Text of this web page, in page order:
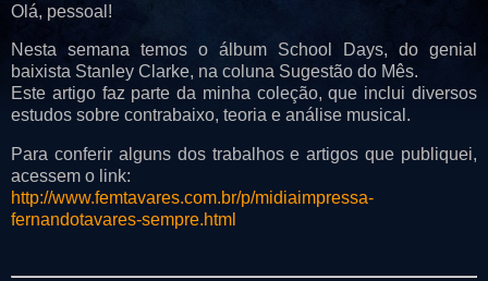
Olá, pessoal!
Nesta semana temos o álbum School Days, do genial
baixista Stanley Clarke, na coluna Sugestão do Mês.
Este artigo faz parte da minha coleção, que inclui diversos
estudos sobre contrabaixo, teoria e análise musical.
Para conferir alguns dos trabalhos e artigos que publiquei,
acessem o link:
http://www.femtavares.com.br/p/midiaimpressa-
fernandotavares-sempre.html